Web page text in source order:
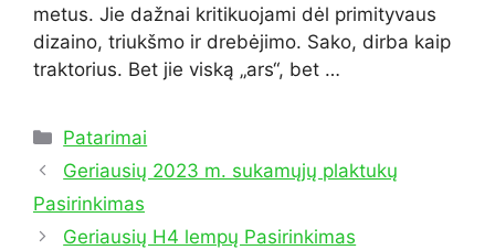
metus. Jie dažnai kritikuojami dėl primityvaus
dizaino, triukšmo ir drebėjimo. Sako, dirba kaip
traktorius. Bet jie viską „ars“, bet …
Kategorijos
Patarimai
Geriausių 2023 m. sukamųjų plaktukų
Pasirinkimas
Geriausių H4 lempų Pasirinkimas